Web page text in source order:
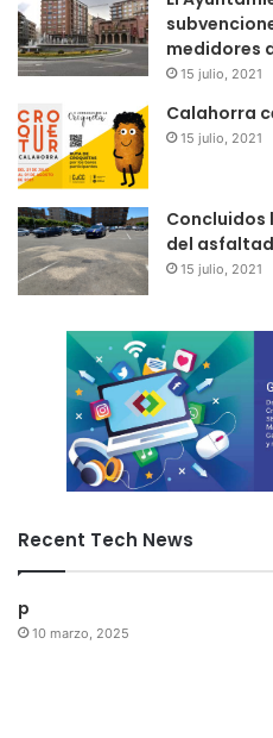
medidores
15 julio, 2021
Calahorra
15 julio, 2021
Concluidos
del
15 julio, 2021
Recent Tech News
p
10 marzo, 2025